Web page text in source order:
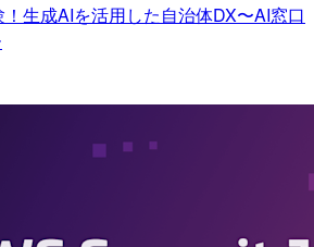
生成AIを活用した自治体DX〜AI窓口